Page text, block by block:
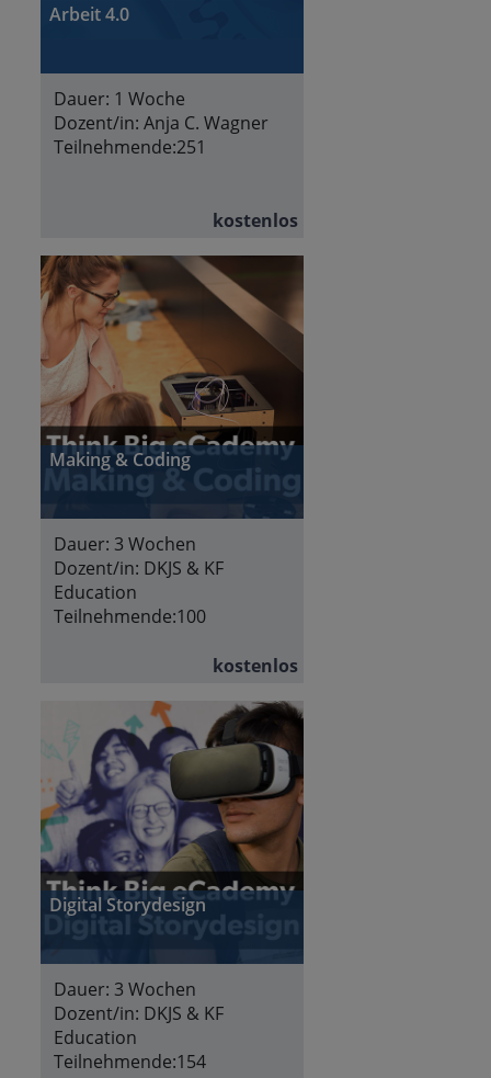
Arbeit 4.0
Dauer: 1 Woche
Dozent/in: Anja C. Wagner
Teilnehmende:251
kostenlos
Making & Coding
Dauer: 3 Wochen
Dozent/in: DKJS & KF
Education
Teilnehmende:100
kostenlos
Digital Storydesign
Dauer: 3 Wochen
Dozent/in: DKJS & KF
Education
Teilnehmende:154